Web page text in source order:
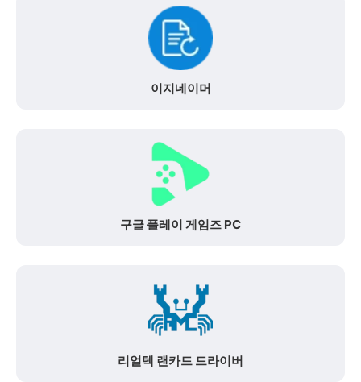
이지네이머
구글 플레이 게임즈 PC
리얼텍 랜카드 드라이버